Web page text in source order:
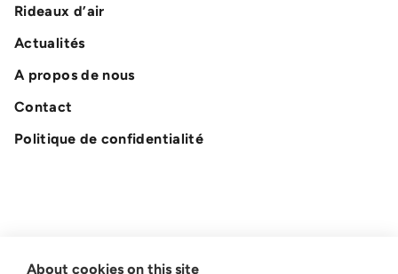
Rideaux d’air
Actualités
A propos de nous
Contact
Politique de confidentialité
About cookies on this site